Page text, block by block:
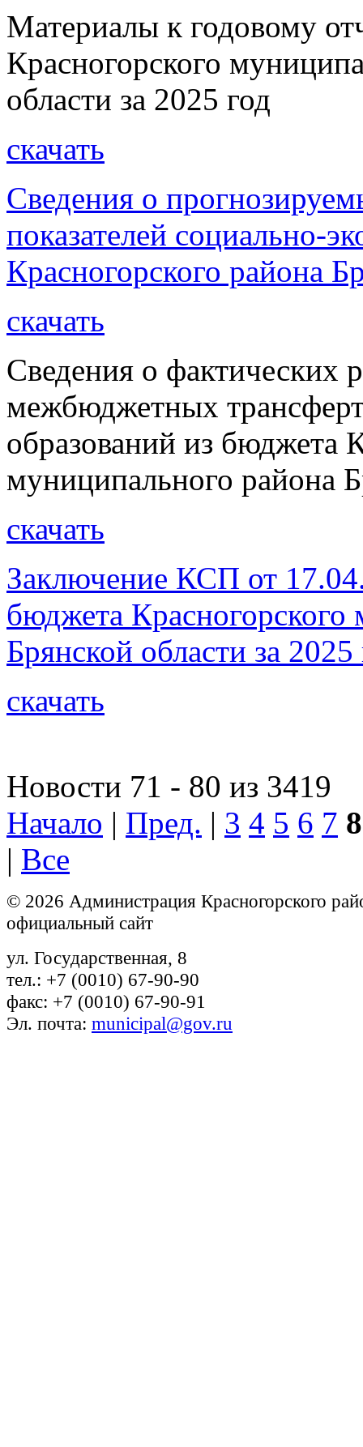
Материалы к годовому
Красногорского
области за 2025 год
скачать
Сведения о
показателей социально-
Красногорского района
скачать
Сведения о фактических
межбюджетных
образований из бюджета
муниципального района
скачать
Заключение КСП от
бюджета
Брянской области за 2025
скачать
Новости 71 - 80 из 3419
Начало | Пред. | 3 4 5 6 7 8
| Все
© 2026 Администрация Красногорского
официальный сайт
ул. Государственная, 8
тел.: +7 (0010) 67-90-90
факс: +7 (0010) 67-90-91
Эл. почта: municipal@gov.ru